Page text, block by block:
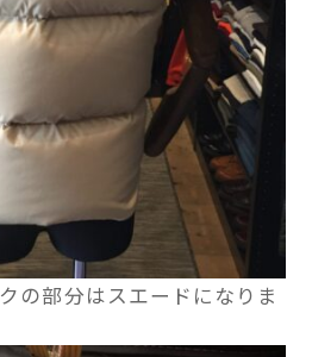
の部分はスエードになりま